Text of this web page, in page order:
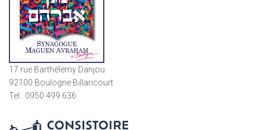
17 rue Barthélémy Danjou
92100 Boulogne Billancourt
Tel : 0950 499 636